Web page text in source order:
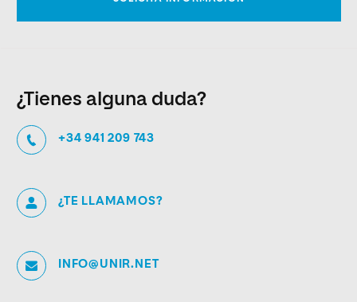
¿Tienes alguna duda?
+34 941 209 743
¿TE LLAMAMOS?
INFO@UNIR.NET